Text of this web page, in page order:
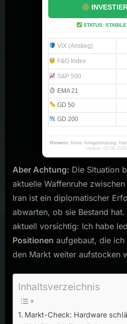
STATUS:
VIX (Anstieg)
F&G Index
S&P 500
EMA 21
GD 50
GD 200
Hinweis: Keine Anlageberatung.
Update:
Aber Achtung: Die Situation
aktuelle Waffenruhe
Iran ist ein diplomatischer
abwarten, ob sie Bestand
aktuell vorsichtig: Ich habe
Positionen aufgebaut, die
den Markt weiter aufstocken
Inhaltsverzeichnis
Markt-Check: Hardware